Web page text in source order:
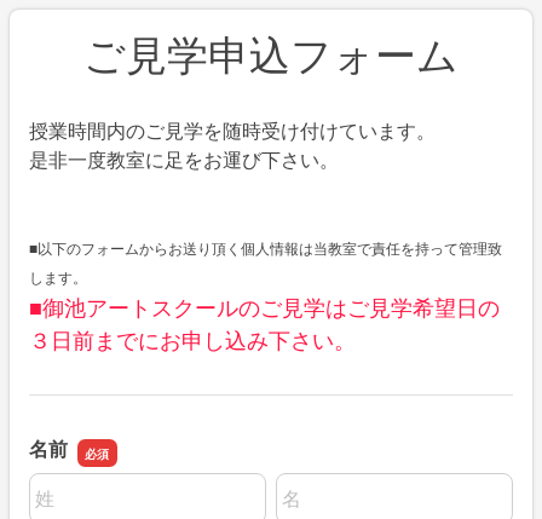
ご見学申込フォーム
授業時間内のご見学を随時受け付けています。
是非一度教室に足をお運び下さい。
■以下のフォームからお送り頂く個人情報は当教室で責任を持って管理致
します。
■御池アートスクールのご見学はご見学希望日の
３日前までにお申し込み下さい。
名前
名前の姓
名前の名